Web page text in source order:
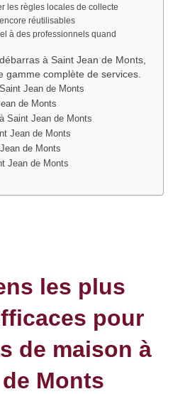
les règles locales de collecte
réutilisables
à des professionnels quand
à Saint Jean de Monts,
gamme complète de services.
Jean de Monts
de Monts
Saint Jean de Monts
Jean de Monts
de Monts
Jean de Monts
les plus
pour
de maison à
Monts